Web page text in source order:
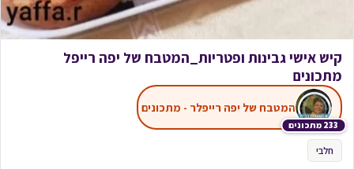
קיש אישי גבינות ופטריות_המטבח של יפה רייפל
מתכונים
233 מתכונים
המטבח של יפה רייפלר - מתכונים
חלבי